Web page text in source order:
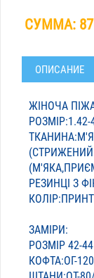
СУММА:
ОПИСАНИЕ
ЖІНОЧА
РОЗМІР:1.42-
РЕЗИНЦІ З
ЗАМІРИ:
РОЗМІР 42-44
КОФТА:ОГ-